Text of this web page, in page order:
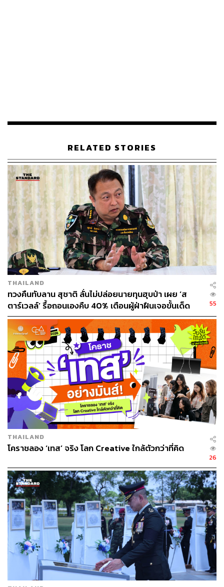
RELATED STORIES
THAILAND
ทวงคืนทับลาน สุชาติ ลั่นไม่ปล่อยนายทุนฮุบป่า เผย ‘ส
ตาร์เวลล์’ รื้อถอนเองคืบ 40% เตือนผู้ฝ่าฝืนเจอขั้นเด็ด
ขาด
55
THAILAND
โคราชลอง ‘เทส’ จริง โลก Creative ใกล้ตัวกว่าที่คิด
26